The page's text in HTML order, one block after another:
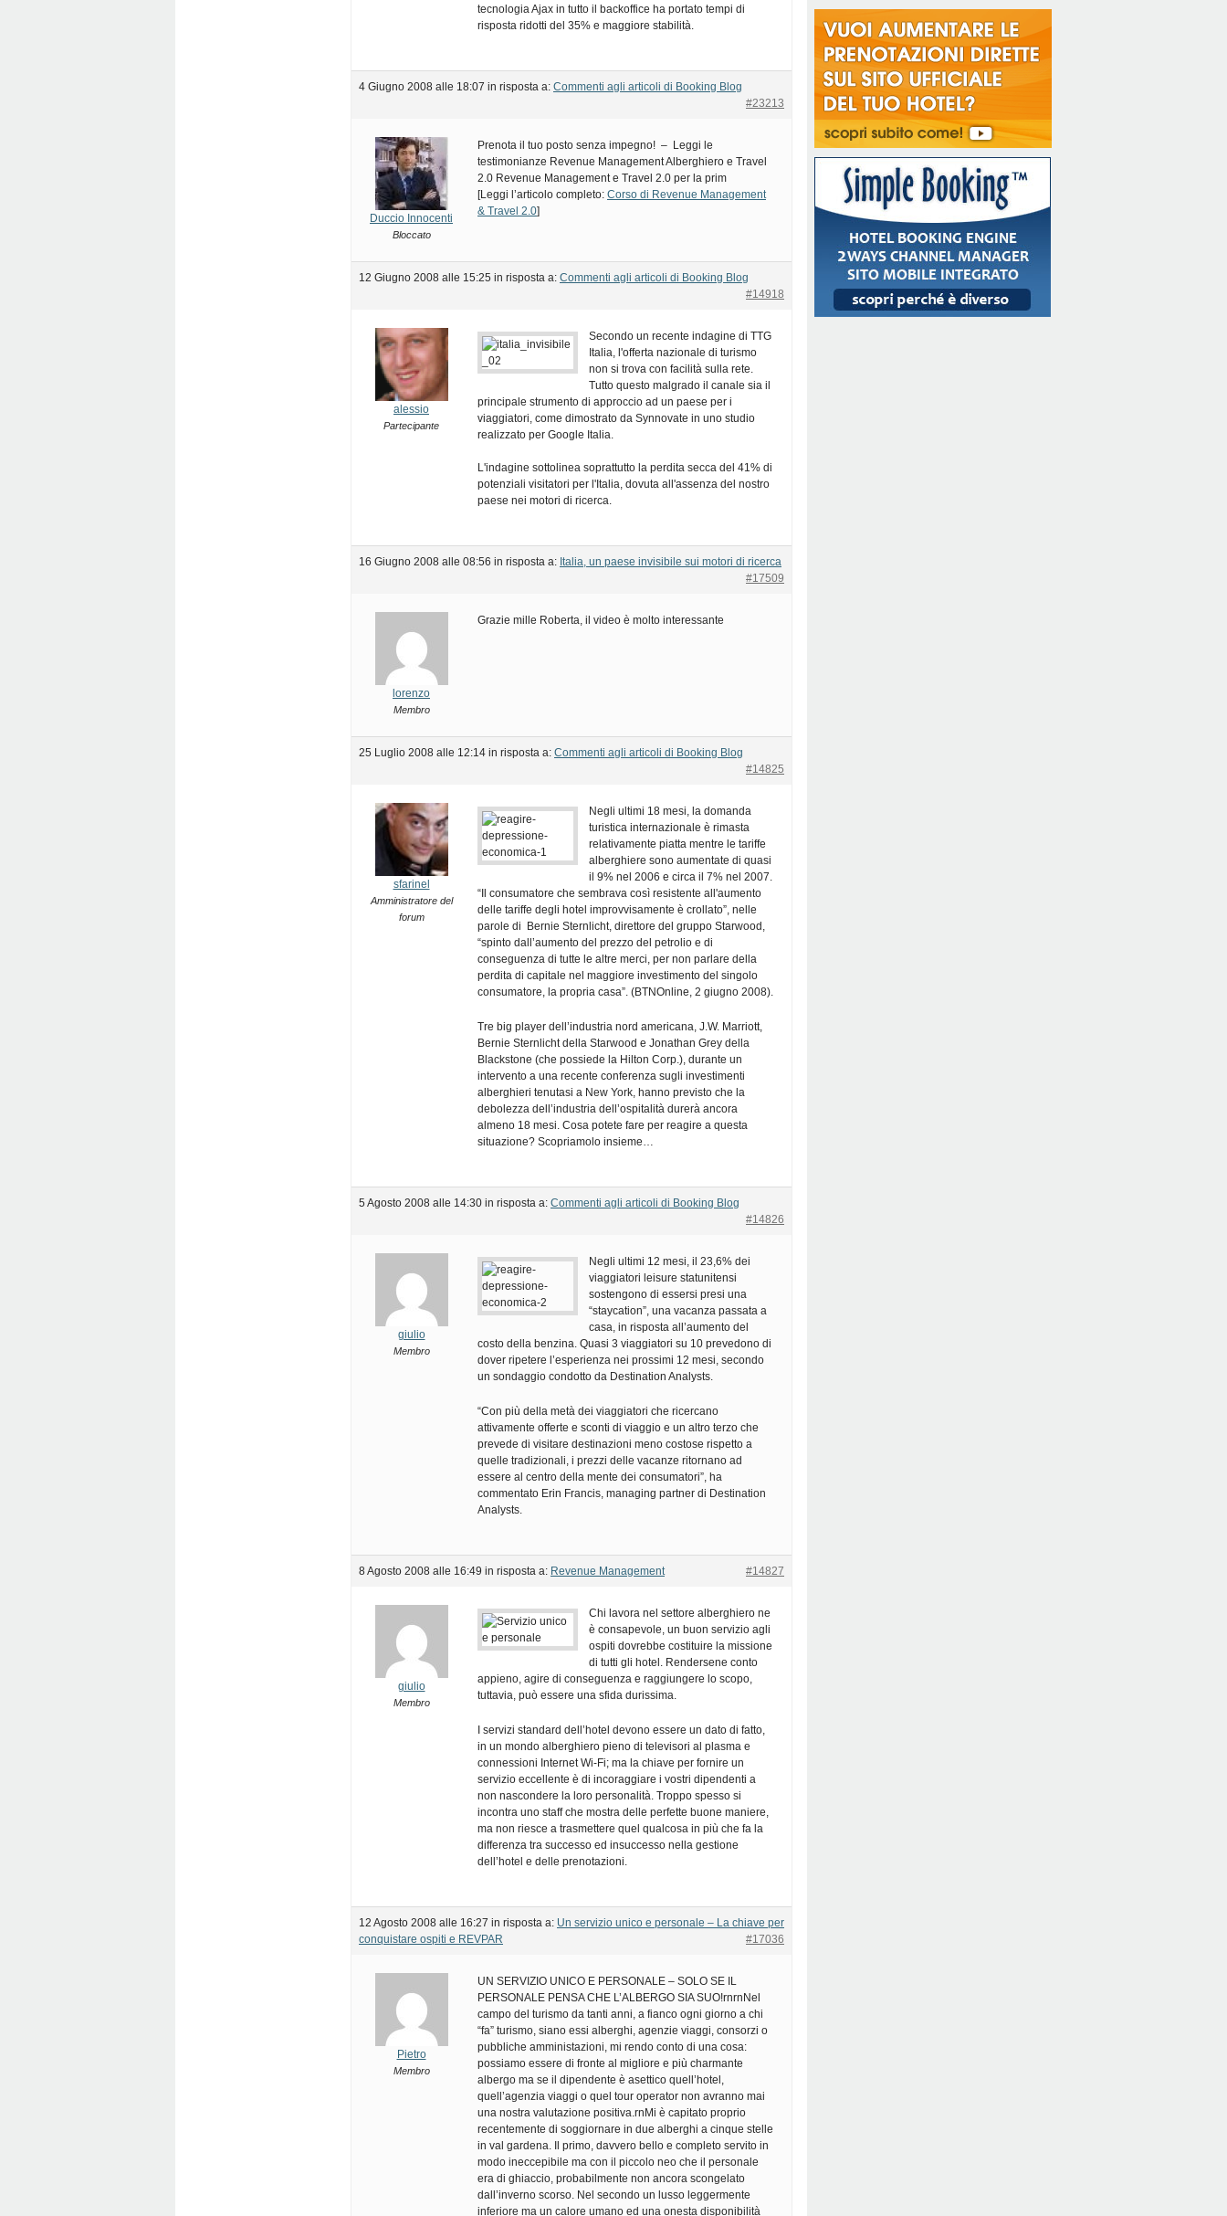
tecnologia Ajax in tutto il backoffice ha portato tempi di
risposta ridotti del 35% e maggiore stabilità.
4 Giugno 2008 alle 18:07 in risposta a: Commenti agli articoli di Booking Blog
#23213
Duccio Innocenti
Bloccato
Prenota il tuo posto senza impegno! – Leggi le
testimonianze Revenue Management Alberghiero e Travel
2.0 Revenue Management e Travel 2.0 per la prim
[Leggi l’articolo completo: Corso di Revenue Management
& Travel 2.0]
12 Giugno 2008 alle 15:25 in risposta a: Commenti agli articoli di Booking Blog
#14918
alessio
Partecipante
Secondo un recente indagine di TTG
Italia, l'offerta nazionale di turismo
non si trova con facilità sulla rete.
Tutto questo malgrado il canale sia il
principale strumento di approccio ad un paese per i
viaggiatori, come dimostrato da Synnovate in uno studio
realizzato per Google Italia.
L'indagine sottolinea soprattutto la perdita secca del 41% di
potenziali visitatori per l'Italia, dovuta all'assenza del nostro
paese nei motori di ricerca.
16 Giugno 2008 alle 08:56 in risposta a: Italia, un paese invisibile sui motori di ricerca
#17509
lorenzo
Membro
Grazie mille Roberta, il video è molto interessante
25 Luglio 2008 alle 12:14 in risposta a: Commenti agli articoli di Booking Blog
#14825
sfarinel
Amministratore del
forum
Negli ultimi 18 mesi, la domanda
turistica internazionale è rimasta
relativamente piatta mentre le tariffe
alberghiere sono aumentate di quasi
il 9% nel 2006 e circa il 7% nel 2007.
“Il consumatore che sembrava così resistente all'aumento
delle tariffe degli hotel improvvisamente è crollato”, nelle
parole di Bernie Sternlicht, direttore del gruppo Starwood,
“spinto dall’aumento del prezzo del petrolio e di
conseguenza di tutte le altre merci, per non parlare della
perdita di capitale nel maggiore investimento del singolo
consumatore, la propria casa”. (BTNOnline, 2 giugno 2008).
Tre big player dell’industria nord americana, J.W. Marriott,
Bernie Sternlicht della Starwood e Jonathan Grey della
Blackstone (che possiede la Hilton Corp.), durante un
intervento a una recente conferenza sugli investimenti
alberghieri tenutasi a New York, hanno previsto che la
debolezza dell’industria dell’ospitalità durerà ancora
almeno 18 mesi. Cosa potete fare per reagire a questa
situazione? Scopriamolo insieme…
5 Agosto 2008 alle 14:30 in risposta a: Commenti agli articoli di Booking Blog
#14826
giulio
Membro
Negli ultimi 12 mesi, il 23,6% dei
viaggiatori leisure statunitensi
sostengono di essersi presi una
“staycation”, una vacanza passata a
casa, in risposta all’aumento del
costo della benzina. Quasi 3 viaggiatori su 10 prevedono di
dover ripetere l’esperienza nei prossimi 12 mesi, secondo
un sondaggio condotto da Destination Analysts.
“Con più della metà dei viaggiatori che ricercano
attivamente offerte e sconti di viaggio e un altro terzo che
prevede di visitare destinazioni meno costose rispetto a
quelle tradizionali, i prezzi delle vacanze ritornano ad
essere al centro della mente dei consumatori”, ha
commentato Erin Francis, managing partner di Destination
Analysts.
8 Agosto 2008 alle 16:49 in risposta a: Revenue Management #14827
giulio
Membro
Chi lavora nel settore alberghiero ne
è consapevole, un buon servizio agli
ospiti dovrebbe costituire la missione
di tutti gli hotel. Rendersene conto
appieno, agire di conseguenza e raggiungere lo scopo,
tuttavia, può essere una sfida durissima.
I servizi standard dell’hotel devono essere un dato di fatto,
in un mondo alberghiero pieno di televisori al plasma e
connessioni Internet Wi-Fi; ma la chiave per fornire un
servizio eccellente è di incoraggiare i vostri dipendenti a
non nascondere la loro personalità. Troppo spesso si
incontra uno staff che mostra delle perfette buone maniere,
ma non riesce a trasmettere quel qualcosa in più che fa la
differenza tra successo ed insuccesso nella gestione
dell’hotel e delle prenotazioni.
12 Agosto 2008 alle 16:27 in risposta a: Un servizio unico e personale – La chiave per
conquistare ospiti e REVPAR
#17036
Pietro
Membro
UN SERVIZIO UNICO E PERSONALE – SOLO SE IL
PERSONALE PENSA CHE L’ALBERGO SIA SUO!rnrnNel
campo del turismo da tanti anni, a fianco ogni giorno a chi
“fa” turismo, siano essi alberghi, agenzie viaggi, consorzi o
pubbliche amministazioni, mi rendo conto di una cosa:
possiamo essere di fronte al migliore e più charmante
albergo ma se il dipendente è asettico quell’hotel,
quell’agenzia viaggi o quel tour operator non avranno mai
una nostra valutazione positiva.rnMi è capitato proprio
recentemente di soggiornare in due alberghi a cinque stelle
in val gardena. Il primo, davvero bello e completo servito in
modo ineccepibile ma con il piccolo neo che il personale
era di ghiaccio, probabilmente non ancora scongelato
dall’inverno scorso. Nel secondo un lusso leggermente
inferiore ma un calore umano ed una onesta disponibilità